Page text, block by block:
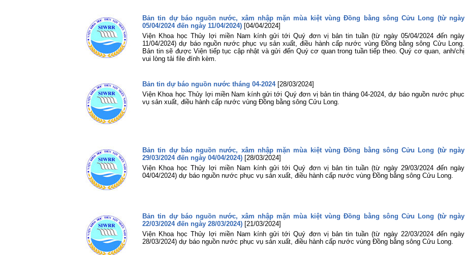
hùng nhân dịp kỷ niệm 79 năm Ngày
Thương binh - Liệt sĩ (27/7/1947 –
Rà soát, điều chỉnh Quy trình vận hành
liên hồ chứa sông Đồng Nai: Nâng cao
lợi miền Nam tham gia Hội nghị sơ kết
tại Bia tượng niệm nhà đèn Chợ Quán
lao động năm 2026 và Giải bóng đá
truyền thống lần thứ XIV của Viện Khoa
học Thủy lợi miền Nam
Bản tin dự báo nguồn nước, xâm nhập mặn mùa kiệt vùng Đồng bằng sông Cửu Long (từ ngày
05/04/2024 đến ngày 11/04/2024) [04/04/2024]
Viện Khoa học Thủy lợi miền Nam kính gửi tới Quý đơn vị bản tin tuần (từ ngày 05/04/2024 đến ngày
11/04/2024) dự báo nguồn nước phục vụ sản xuất, điều hành cấp nước vùng Đồng bằng sông Cửu Long.
Bản tin sẽ được Viện tiếp tục cập nhật và gửi đến Quý cơ quan trong tuần tiếp theo. Quý cơ quan, anh/chị
vui lòng tải file đính kèm.
Bản tin dự báo nguồn nước tháng 04-2024 [28/03/2024]
Viện Khoa học Thủy lợi miền Nam kính gửi tới Quý đơn vị bản tin tháng 04-2024, dự báo nguồn nước phục
vụ sản xuất, điều hành cấp nước vùng Đồng bằng sông Cửu Long.
Bản tin dự báo nguồn nước, xâm nhập mặn mùa kiệt vùng Đồng bằng sông Cửu Long (từ ngày
29/03/2024 đến ngày 04/04/2024) [28/03/2024]
Viện Khoa học Thủy lợi miền Nam kính gửi tới Quý đơn vị bản tin tuần (từ ngày 29/03/2024 đến ngày
04/04/2024) dự báo nguồn nước phục vụ sản xuất, điều hành cấp nước vùng Đồng bằng sông Cửu Long.
Bản tin dự báo nguồn nước, xâm nhập mặn mùa kiệt vùng Đồng bằng sông Cửu Long (từ ngày
22/03/2024 đến ngày 28/03/2024) [21/03/2024]
Viện Khoa học Thủy lợi miền Nam kính gửi tới Quý đơn vị bản tin tuần (từ ngày 22/03/2024 đến ngày
28/03/2024) dự báo nguồn nước phục vụ sản xuất, điều hành cấp nước vùng Đồng bằng sông Cửu Long.